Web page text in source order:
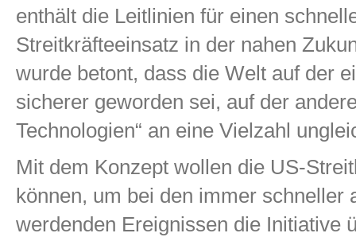
enthält die Leitlinien für einen
Streitkräfteeinsatz in der nahen
wurde betont, dass die Welt auf der
sicherer geworden sei, auf der
Technologien“ an eine Vielzahl
Mit dem Konzept wollen die US-
können, um bei den immer schneller
werdenden Ereignissen die Initiative